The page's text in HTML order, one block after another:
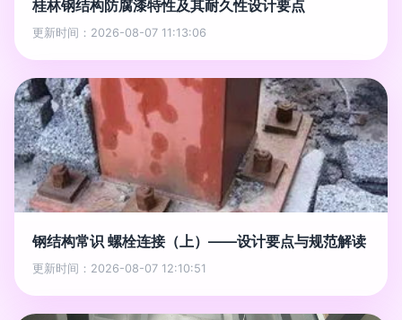
桂林钢结构防腐漆特性及其耐久性设计要点
更新时间：2026-08-07 11:13:06
钢结构常识 螺栓连接（上）——设计要点与规范解读
更新时间：2026-08-07 12:10:51